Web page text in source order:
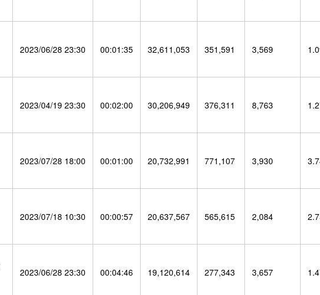
2023/06/28 23:30 00:01:35 32,611,053 351,591 3,569
2023/04/19 23:30 00:02:00 30,206,949 376,311 8,763
2023/07/28 18:00 00:01:00 20,732,991 771,107 3,930
2023/07/18 10:30 00:00:57 20,637,567 565,615 2,084
2023/06/28 23:30 00:04:46 19,120,614 277,343 3,657